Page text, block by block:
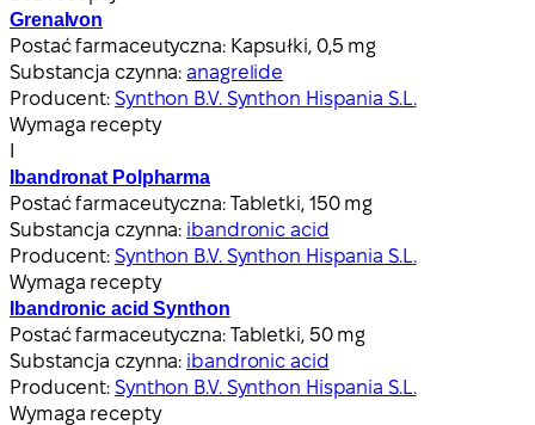
Grenalvon
Postać farmaceutyczna: Kapsułki, 0,5 mg
Substancja czynna:anagrelide
Producent: Synthon B.V. Synthon Hispania S.L.
Wymaga recepty
Ibandronat Polpharma
Postać farmaceutyczna: Tabletki, 150 mg
Substancja czynna: ibandronic acid
Producent: Synthon B.V. Synthon Hispania S.L.
Wymaga recepty
Ibandronic acid Synthon
Postać farmaceutyczna: Tabletki, 50 mg
Substancja czynna: ibandronic acid
Producent: Synthon B.V. Synthon Hispania S.L.
Wymaga recepty